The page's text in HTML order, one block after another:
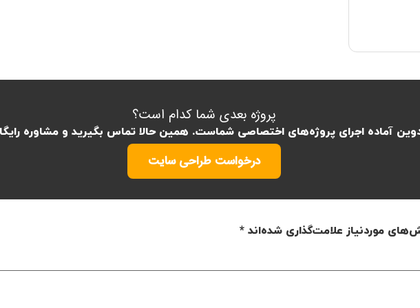
پروژه بعدی شما کدام است؟
آماده اجرای پروژه‌های اختصاصی شماست. همین حالا تماس بگیرید و مشاوره
درخواست طراحی سایت
موردنیاز علامت‌گذاری شده‌اند *